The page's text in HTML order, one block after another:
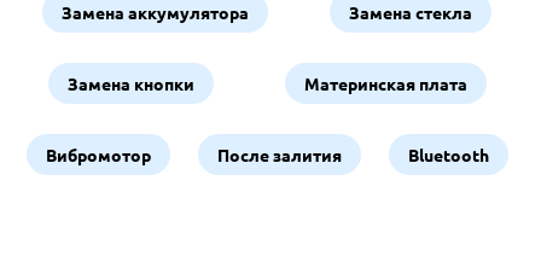
Замена аккумулятора Замена стекла
Замена кнопки Материнская плата
Вибромотор После залития Bluetooth